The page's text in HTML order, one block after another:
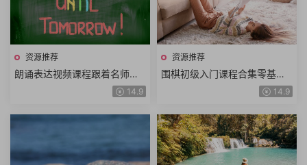
资源推荐
朗诵表达视频课程跟着名师学
习作品朗诵诗歌童话寓言散文
14.9
资源推荐
围棋初级入门课程合集零基础
学围棋快乐学习围棋动画围棋
14.9